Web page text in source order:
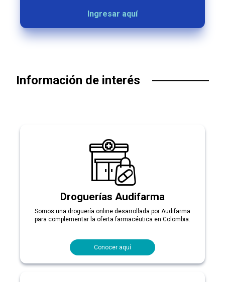
Ingresar aquí
Información de interés
Droguerías Audifarma
Somos una droguería online desarrollada por Audifarma
para complementar la oferta farmacéutica en Colombia.
Conocer aquí